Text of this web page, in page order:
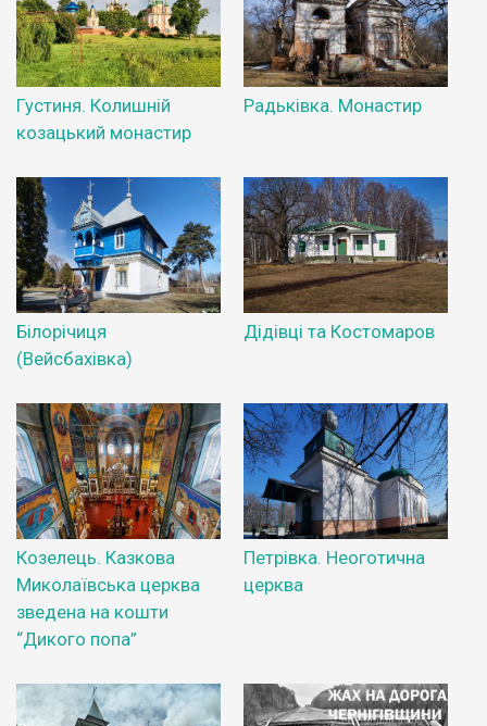
Густиня. Колишній
козацький монастир
Радьківка. Монастир
Білорічиця
(Вейсбахівка)
Дідівці та Костомаров
Козелець. Казкова
Миколаївська церква
зведена на кошти
“Дикого попа”
Петрівка. Неоготична
церква